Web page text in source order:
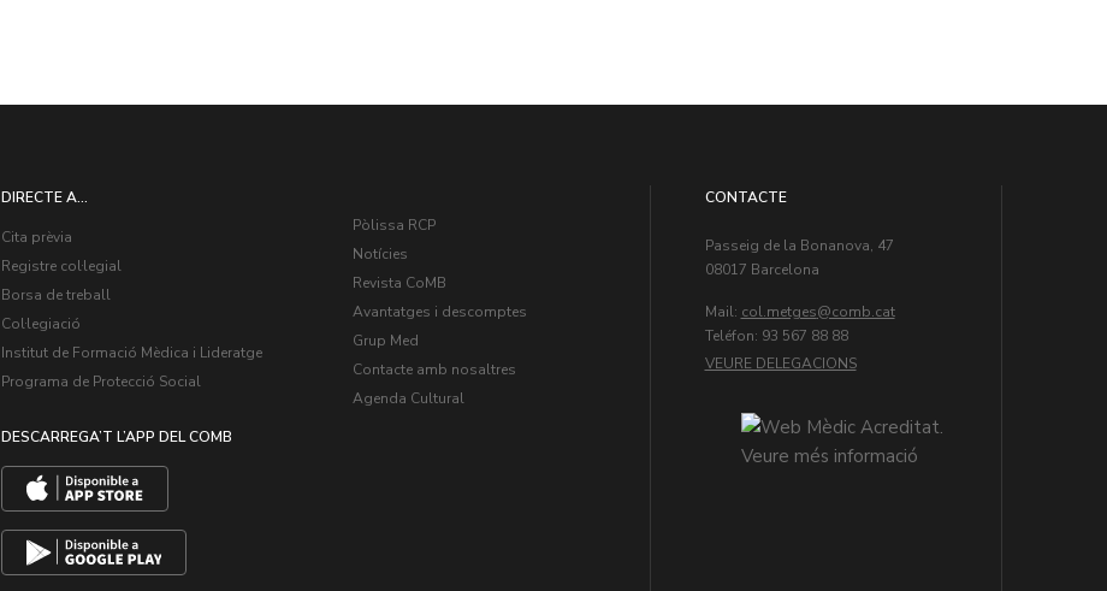
DIRECTE A...
Cita prèvia
Registre col·legial
Borsa de treball
Col·legiació
Institut de Formació Mèdica i Lideratge
Programa de Protecció Social
DESCARREGA’T L’APP DEL COMB
Pòlissa RCP
Notícies
Revista CoMB
Avantatges i descomptes
Grup Med
Contacte amb nosaltres
Agenda Cultural
CONTACTE
Passeig de la Bonanova, 47
08017 Barcelona
Mail: col.metges
Teléfon: 93 567 88 88
VEURE DELEGACIONS